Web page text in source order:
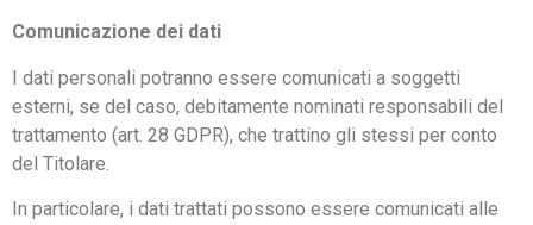
Comunicazione dei dati
I dati personali potranno essere comunicati a soggetti
esterni, se del caso, debitamente nominati responsabili del
trattamento (art. 28 GDPR), che trattino gli stessi per conto
del Titolare.
In particolare, i dati trattati possono essere comunicati alle